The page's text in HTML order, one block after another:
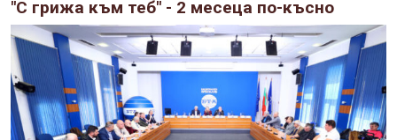
"С грижа към теб" - 2 месеца по-късно